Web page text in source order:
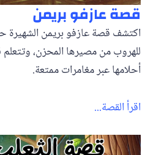
قصة عازفو بريمن
اكتشف قصة عازفو بريمن
للهروب من مصيرها المحزن،
أحلامها عبر مغامرات ممتعة.
اقرأ القصة...